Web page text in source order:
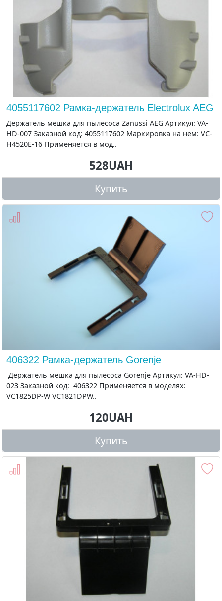
4055117602 Рамка-держатель Electrolux AEG
Держатель мешка для пылесоса Zanussi AEG Артикул: VA-
HD-007 Заказной код: 4055117602 Маркировка на нем: VC-
H4520E-16 Применяется в мод..
528UAH
Купить
406322 Рамка-держатель Gorenje
Держатель мешка для пылесоса Gorenje Артикул: VA-HD-
023 Заказной код: 406322 Применяется в моделях:
VC1825DP-W VC1821DPW..
120UAH
Купить